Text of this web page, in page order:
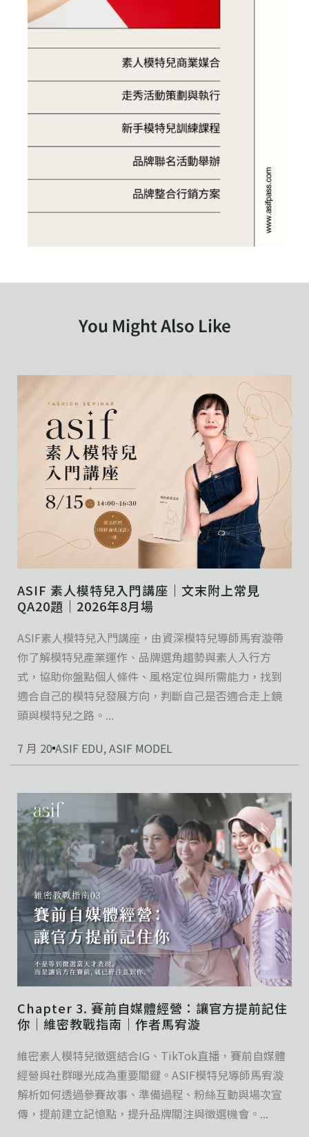
You Might Also Like
ASIF 素人模特兒入門講座｜文末附上常見
QA20題｜2026年8月場
ASIF素人模特兒入門講座，由資深模特兒導師馬宥漩帶
你了解模特兒產業運作、品牌選角趨勢與素人入行方
式，協助你盤點個人條件、風格定位與所需能力，找到
適合自己的模特兒發展方向，判斷自己是否適合走上鏡
頭與模特兒之路。...
7 月 20 ASIF EDU,ASIF MODEL
Chapter 3. 賽前自媒體經營：讓官方提前記住
你｜維密教戰指南｜作者馬宥漩
維密素人模特兒徵選結合IG、TikTok直播，賽前自媒體
經營與社群曝光成為重要關鍵。ASIF模特兒導師馬宥漩
解析如何透過參賽故事、準備過程、粉絲互動與場次宣
傳，提前建立記憶點，提升品牌關注與徵選機會。...